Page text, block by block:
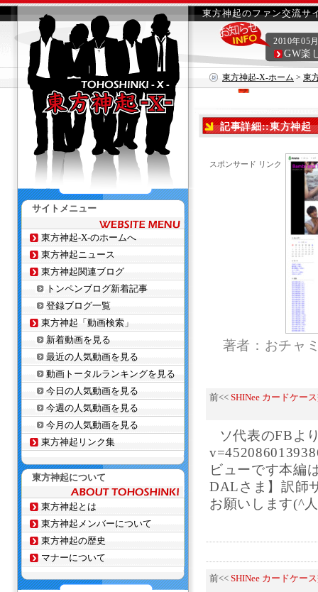
東方神起のファン交流サ
東方神起-X-ホーム > 東
2010年05
GW楽
記事詳細::東方神起
スポンサード リンク
著者：おチャ
前<< SHINee カードケー
ソ代表のFBよ
ビューです本編
DALさま】訳師
お願いします(^
前<< SHINee カードケー
サイトメニュー
東方神起-X-のホームへ
東方神起ニュース
東方神起関連ブログ
トンペンブログ新着記事
登録ブログ一覧
東方神起「動画検索」
新着動画を見る
最近の人気動画を見る
動画トータルランキングを見る
今日の人気動画を見る
今週の人気動画を見る
今月の人気動画を見る
東方神起リンク集
東方神起について
東方神起とは
東方神起メンバーについて
東方神起の歴史
マナーについて